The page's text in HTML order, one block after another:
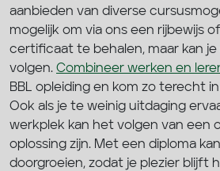
aanbieden van diverse
mogelijk om via ons een rijbewijs
certificaat te behalen, maar kan
volgen. Combineer werken en
BBL opleiding en kom zo terecht
Ook als je te weinig uitdaging
werkplek kan het volgen van een
oplossing zijn. Met een diploma
doorgroeien, zodat je plezier blijft